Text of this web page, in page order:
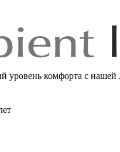
уровень комфорта с